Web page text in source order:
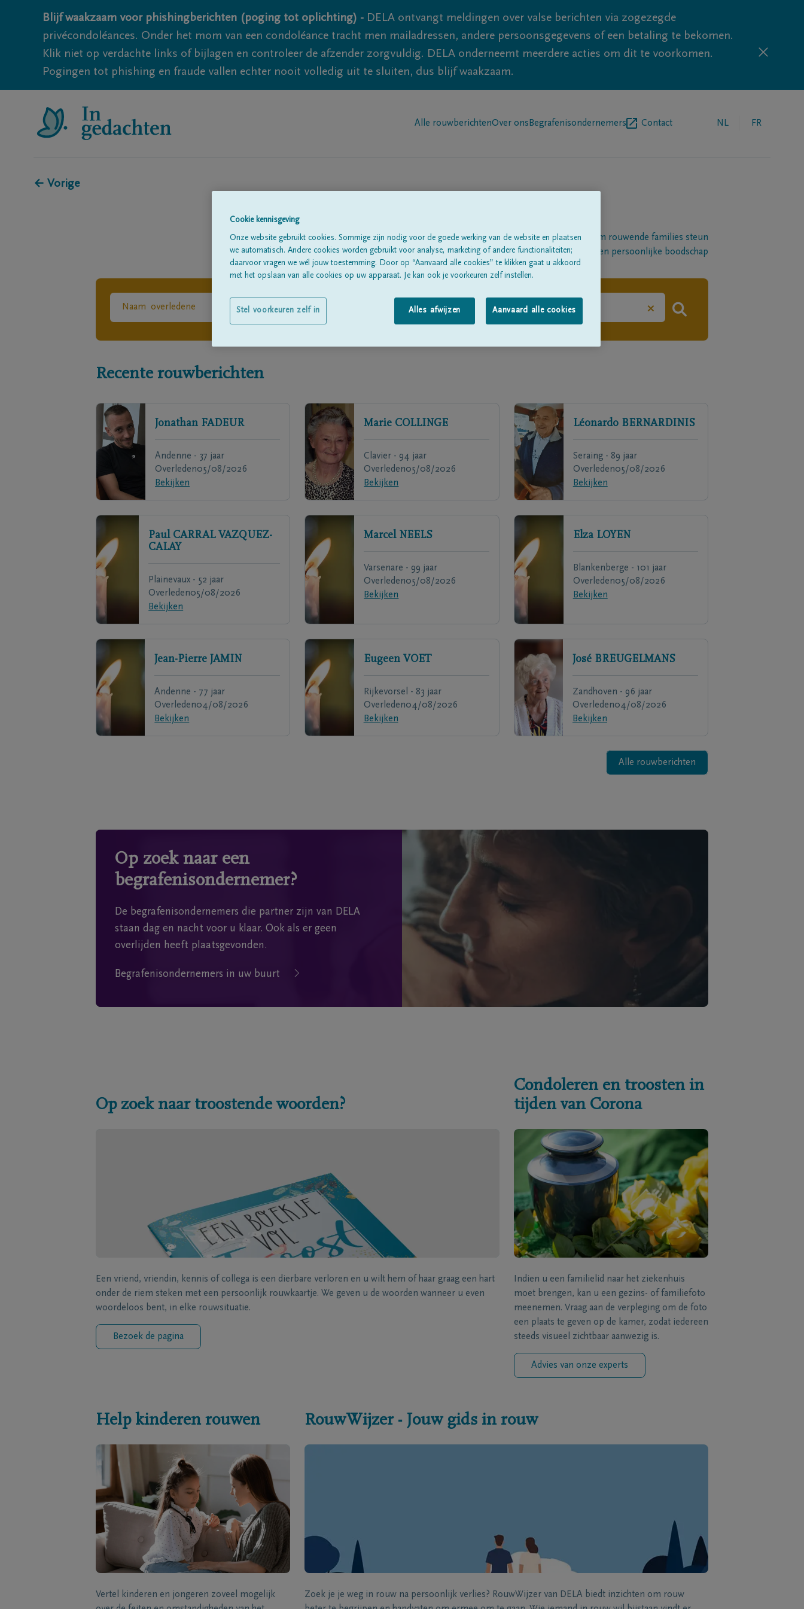
Blijf waakzaam voor phishingberichten (poging tot oplichting) - DELA ontvangt meldingen over valse berichten via zogezegde
privécondoléances. Onder het mom van een condoléance tracht men mailadressen, andere persoonsgegevens of een betaling te bekomen.
Klik niet op verdachte links of bijlagen en controleer de afzender zorgvuldig. DELA onderneemt meerdere acties om dit te voorkomen.
Pogingen tot phishing en fraude vallen echter nooit volledig uit te sluiten, dus blijf waakzaam.
Alle rouwberichtenOver ons Begrafenisondernemers Contact NL FR
← Vorige
Een platform om rouwende families steun
te betuigen met een persoonlijke boodschap
×
Recente rouwberichten
Jonathan FADEUR
Andenne - 37 jaar
Overleden05/08/2026
Bekijken
Marie COLLINGE
Clavier - 94 jaar
Overleden05/08/2026
Bekijken
Léonardo BERNARDINIS
Seraing - 89 jaar
Overleden05/08/2026
Bekijken
Paul CARRAL VAZQUEZ-
CALAY
Plainevaux - 52 jaar
Overleden05/08/2026
Bekijken
Marcel NEELS
Varsenare - 99 jaar
Overleden05/08/2026
Bekijken
Elza LOYEN
Blankenberge - 101 jaar
Overleden05/08/2026
Bekijken
Jean-Pierre JAMIN
Andenne - 77 jaar
Overleden04/08/2026
Bekijken
Eugeen VOET
Rijkevorsel - 83 jaar
Overleden04/08/2026
Bekijken
José BREUGELMANS
Zandhoven - 96 jaar
Overleden04/08/2026
Bekijken
Alle rouwberichten
Op zoek naar een
begrafenisondernemer?
De begrafenisondernemers die partner zijn van DELA
staan dag en nacht voor u klaar. Ook als er geen
overlijden heeft plaatsgevonden.
Begrafenisondernemers in uw buurt
Op zoek naar troostende woorden?
Een vriend, vriendin, kennis of collega is een dierbare verloren en u wilt hem of haar graag een hart
onder de riem steken met een persoonlijk rouwkaartje. We geven u de woorden wanneer u even
woordeloos bent, in elke rouwsituatie.
Bezoek de pagina
Condoleren en troosten in
tijden van Corona
Indien u een familielid naar het ziekenhuis
moet brengen, kan u een gezins- of familiefoto
meenemen. Vraag aan de verpleging om de foto
een plaats te geven op de kamer, zodat iedereen
steeds visueel zichtbaar aanwezig is.
Advies van onze experts
Help kinderen rouwen
Vertel kinderen en jongeren zoveel mogelijk
RouwWijzer - Jouw gids in rouw
Zoek je je weg in rouw na persoonlijk verlies? RouwWijzer van DELA biedt inzichten om rouw
Cookie kennisgeving
Onze website gebruikt cookies. Sommige zijn nodig voor de goede werking van de website en plaatsen
we automatisch. Andere cookies worden gebruikt voor analyse, marketing of andere functionaliteiten;
daarvoor vragen we wél jouw toestemming. Door op “Aanvaard alle cookies” te klikken gaat u akkoord
met het opslaan van alle cookies op uw apparaat. Je kan ook je voorkeuren zelf instellen.
Alles afwijzen Aanvaard alle cookies
Stel voorkeuren zelf in